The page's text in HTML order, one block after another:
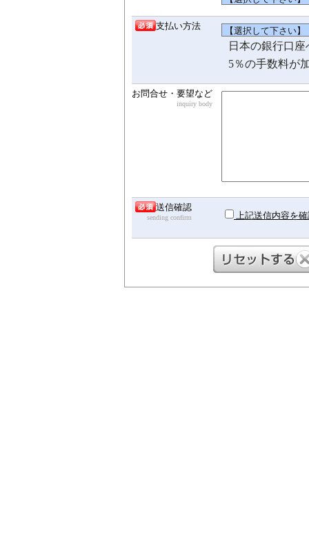
支払い方法
日本の銀行口
5％の手数料が
お問合せ・要望など
inquiry body
送信確認
sending confirm 上記送信内容を